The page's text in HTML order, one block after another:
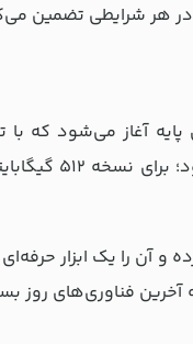
و آن را یک ابزار
فناوری‌های روز